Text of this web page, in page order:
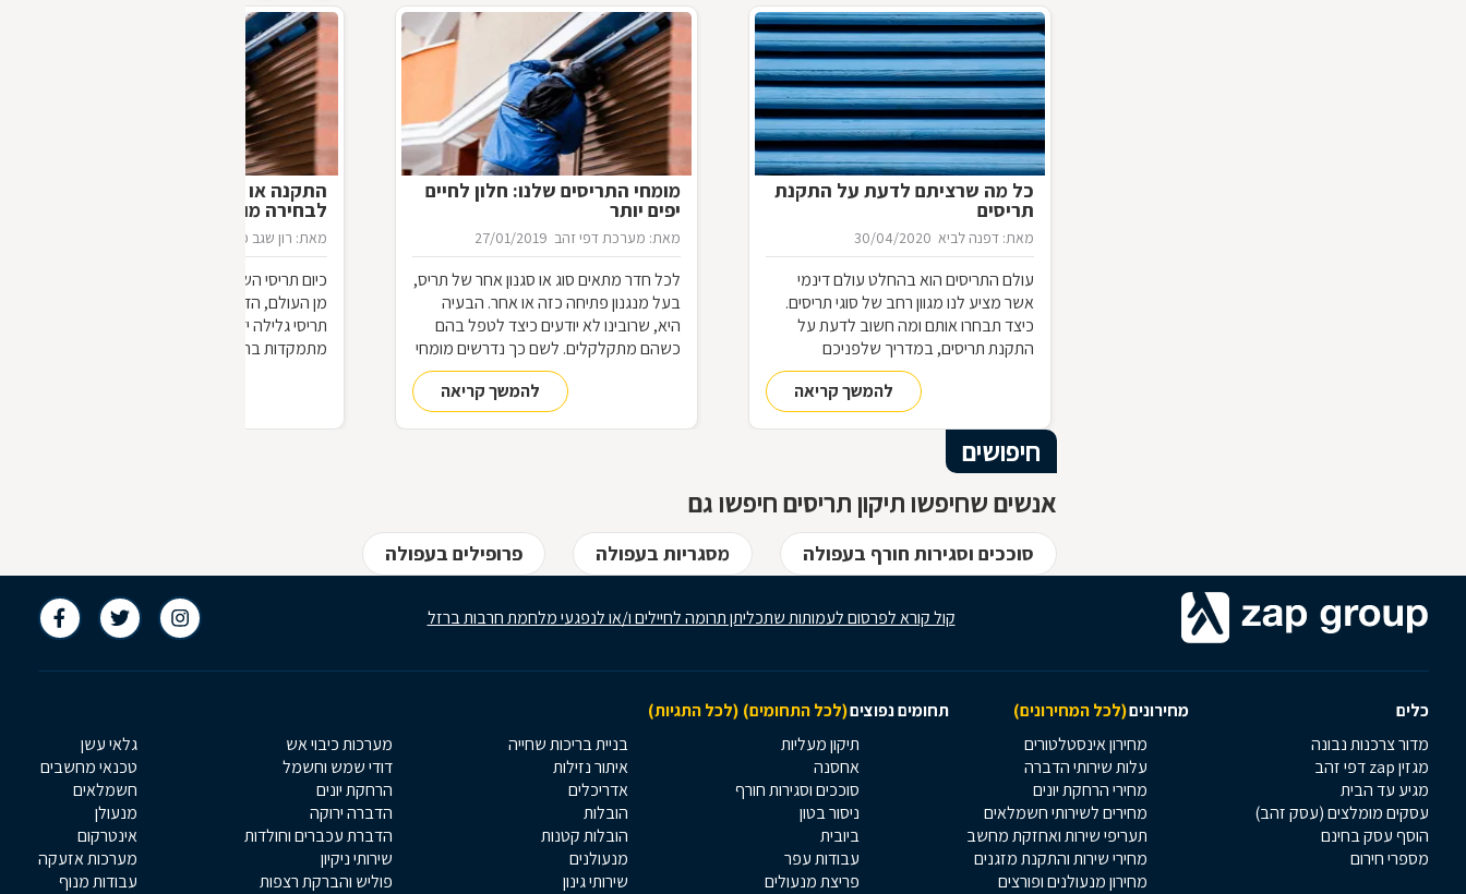
כל מה שרציתם לדעת על התקנת
תריסים
מאת: דפנה לביא 30/04/2020
עולם התריסים הוא בהחלט עולם דינמי
אשר מציע לנו מגוון רחב של סוגי תריסים.
כיצד תבחרו אותם ומה חשוב לדעת על
התקנת תריסים, במדריך שלפניכם
להמשך קריאה
מומחי התריסים שלנו: חלון לחיים
יפים יותר
מאת: מערכת דפי זהב 27/01/2019
לכל חדר מתאים סוג או סגנון אחר של תריס,
בעל מנגנון פתיחה כזה או אחר. הבעיה
היא, שרובינו לא יודעים כיצד לטפל בהם
כשהם מתקלקלים. לשם כך נדרשים מומחי
להמשך קריאה
התקנה או תיקון תריסים - שלבים
לבחירה מוצלחת
מאת: רון שגב פינקלמן
כיום תריסי השלבים הישנים, כמעט ונעלמו
מן העולם, הדירות והבתים שנבנים כוללים
תריסי גלילה ידניים או חשמליים והתקלות
מתמקדות בהחלפת רצועה בתריס גלילה או
חיפושים
אנשים שחיפשו תיקון תריסים חיפשו גם
סוככים וסגירות חורף בעפולה מסגריות בעפולה פרופילים בעפולה
קול קורא לפרסום לעמותות שתכליתן תרומה לחיילים ו/או לנפגעי מלחמת חרבות ברזל
כלים מחירונים(לכל המחירונים) תחומים נפוצים(לכל התחומים) (לכל התגיות)
מדור צרכנות נבונה
מגזין zap דפי זהב
מגיע עד הבית
עסקים מומלצים (עסק זהב)
הוסף עסק בחינם
מספרי חירום
מחירון אינסטלטורים
עלות שירותי הדברה
מחירי הרחקת יונים
מחירים לשירותי חשמלאים
תעריפי שירות ואחזקת מחשב
מחירי שירות והתקנת מזגנים
מחירון מנעולנים ופורצים
תיקון מעליות
אחסנה
סוככים וסגירות חורף
ניסור בטון
ביובית
עבודות עפר
פריצת מנעולים
בניית בריכות שחייה
איתור נזילות
אדריכלים
הובלות
הובלות קטנות
מנעולנים
שירותי גינון
מערכות כיבוי אש
דודי שמש וחשמל
הרחקת יונים
הדברה ירוקה
הדברת עכברים וחולדות
שירותי ניקיון
פוליש והברקת רצפות
גלאי עשן
טכנאי מחשבים
חשמלאים
מנעולן
אינטרקום
מערכות אזעקה
עבודות מנוף